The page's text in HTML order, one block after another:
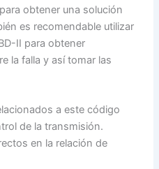
obtener una solución
es recomendable utilizar
II para obtener
la falla y así tomar las
a este código
de la transmisión.
en la relación de